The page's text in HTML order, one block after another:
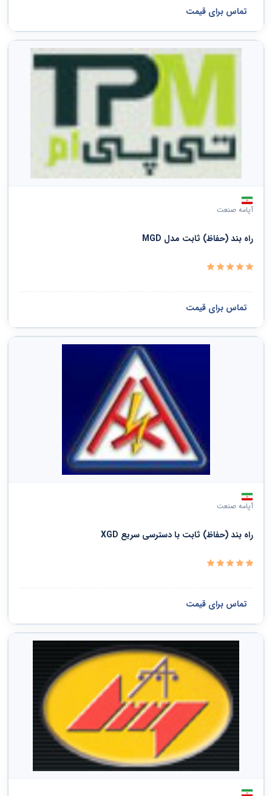
تماس برای قیمت
آپامه صنعت
راه بند (حفاظ) ثابت مدل MGD
تماس برای قیمت
آپامه صنعت
راه بند (حفاظ) ثابت با دسترسی سریع XGD
تماس برای قیمت